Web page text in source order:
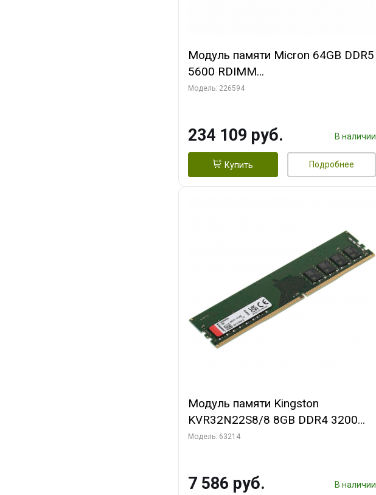
Модуль памяти Micron 64GB DDR5
5600 RDIMM
MTC40F2046S1RC56BD2R
Модель: 226594
234 109 руб. В наличии
Купить Подробнее
Модуль памяти Kingston
KVR32N22S8/8 8GB DDR4 3200
DIMM Non-ECC, CL22, 1.2V, 1Rx8,
Модель: 63214
7 586 руб. В наличии